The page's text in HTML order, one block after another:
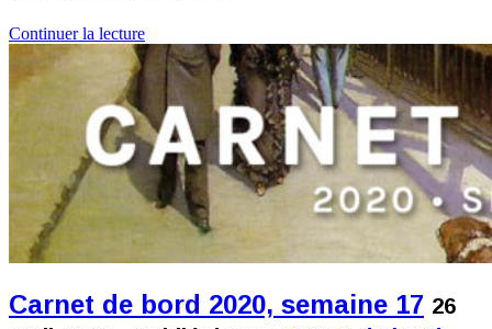
Continuer la lecture
Carnet de bord 2020, semaine 17 26